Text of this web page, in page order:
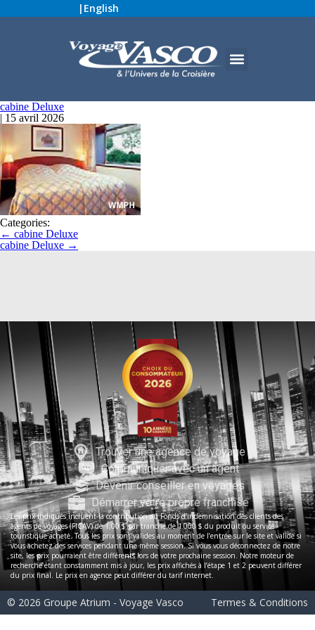
| English
cabine Deluxe
| 15 avril 2026
Categories:
← cabine Deluxe
cabine Deluxe →
Trouver une agence de voyage
Communiquer avec un agent
Devenir conseiller en voyages
Démarrer votre propre franchise
Les prix indiqués incluent la contribution au Fonds d’indemnisation des clients des
agents de voyages (FICAV) de 1,00 $ par tranche de 1 000 $ du produit ou service
touristique acheté. Tous les prix sont valides au moment de l’entrée sur le site et valide si
vous achetez des services pendant une même session. Si vous vous déconnectez de notre
site, les prix pourraient être différents lors de votre prochaine session. Notre moteur de
recherche étant constamment mis à jour, les prix affichés à l’étape 1 et 2 peuvent différer
du prix final. Le prix en agence peut différer du tarif internet.
© 2026 Groupe Atrium - Voyage Vasco Termes & Conditions